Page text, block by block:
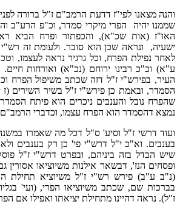
והנה מצאנו לפי"ז דדעת הרמב"ם ז"ל ברורה
שממנו יהיה הפרי מיקרי סמדר, וכ"פ הרע"ב
האו"ז (אות שכ"א), והכפתור ופרח הביא
ישעיה, ונראה שכן הוא סובר. ולעומת זה
לאחר נפילת הפרח, וכל גרגיר נראה לעצמו,
ע"א) וכ"כ רבינו ירוחם (נכ"א) ואורחות
העיר, בפירש"י ז"ל דזה שכתב משיפול הפרח
הסמדר, ובאמת כן פירש"י ז"ל בשיר השירים
שהפרח נובל והענבים ניכרים הוא פיתח
נמצא דהסמדר הוא הפרח עצמו, וכדברי הרמב"ם
ועוד דרשי ז"ל וסיע' ס"ל דכל מה שאמרו
בענבים. וא"כ י"ל דרש"י פי' כן רק בענבים
שיש הבדל בזה ביניהם, ובפרט דרש"י ז"ל
ופסחים הנז', דבשאר אילנות משיוציאו אסורין
(נ"ב ע"ב) פירש רש"י ז"ל משיוציא תחילת
בברכות שם, שכתב משיוציאו הפרי, (ועי'
ז"ל). נראה דהיינו מתחילת יציאתו ואפילו אם